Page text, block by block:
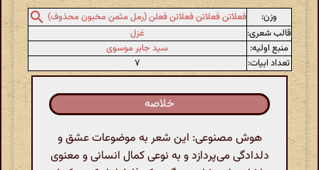
وزن:
فعلاتن فعلاتن فعلاتن فعلن (رمل مثمن مخبون محذوف)
قالب شعری:
غزل
منبع اولیه:
سید جابر موسوی
تعداد ابیات:
۷
خلاصه
هوش مصنوعی: این شعر به موضوعات عشق و
دلدادگی می‌پردازد و به نوعی کمال انسانی و معنوی